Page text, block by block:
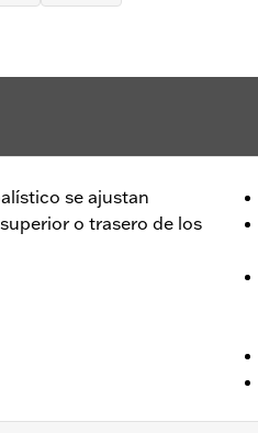
se ajustan
o trasero de los